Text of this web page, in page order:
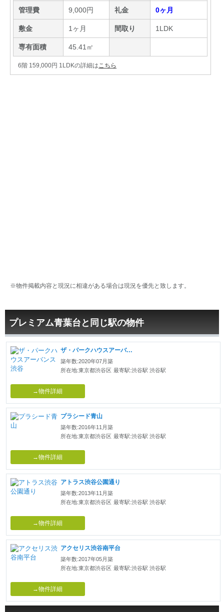
管理費 9,000円 礼金 0ヶ月
敷金 1ヶ月 間取り 1LDK
専有面積 45.41㎡
6階 159,000円 1LDKの詳細は こちら
※物件掲載内容と現況に相違がある場合は現況を優先と致します。
プレミアム青葉台と同じ駅の物件
ザ・パークハウスアーバンス渋谷
築年数:2020年07月築
所在地:東京都渋谷区 最寄駅:渋谷駅 渋谷駅
→物件詳細
プラシード青山
築年数:2016年11月築
所在地:東京都渋谷区 最寄駅:渋谷駅 渋谷駅
→物件詳細
アトラス渋谷公園通り
築年数:2013年11月築
所在地:東京都渋谷区 最寄駅:渋谷駅 渋谷駅
→物件詳細
アクセリス渋谷南平台
築年数:2017年05月築
所在地:東京都渋谷区 最寄駅:渋谷駅 渋谷駅
→物件詳細